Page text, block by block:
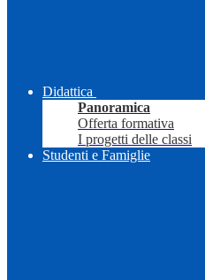
Didattica
Panoramica
Offerta formativa
I progetti delle classi
Studenti e Famiglie